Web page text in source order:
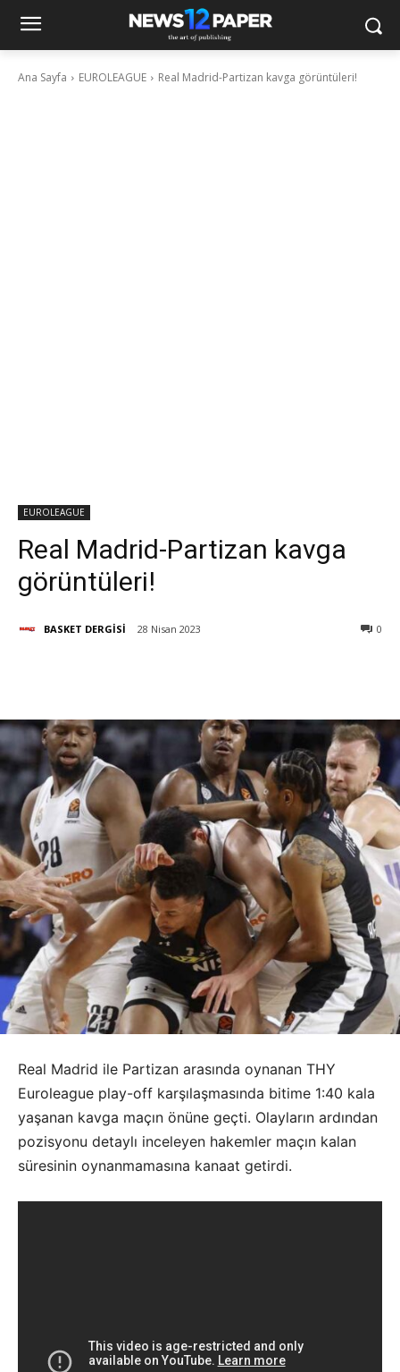
Ana Sayfa EUROLEAGUE Real Madrid-Partizan kavga görüntüleri!
EUROLEAGUE
Real Madrid-Partizan kavga
görüntüleri!
BASKET DERGİSİ 28 Nisan 2023 0
Real Madrid ile Partizan arasında oynanan THY
Euroleague play-off karşılaşmasında bitime 1:40 kala
yaşanan kavga maçın önüne geçti. Olayların ardından
pozisyonu detaylı inceleyen hakemler maçın kalan
süresinin oynanmamasına kanaat getirdi.